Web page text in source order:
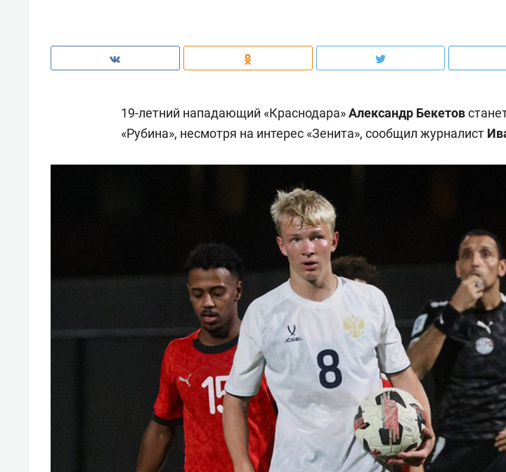
19-летний нападающий «Краснодара»Александр Бекетов
«Рубина», несмотря на интерес «Зенита», сообщил журналист